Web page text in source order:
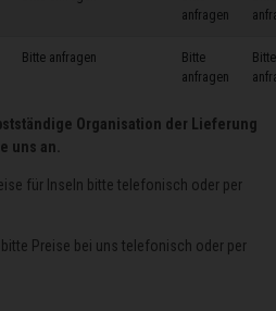
anfragen
Bitte anfragen
Bitte
anfragen
Bitte
Organisation der Lieferung
uns an.
für Inseln bitte telefonisch oder per
Preise bei uns telefonisch oder per